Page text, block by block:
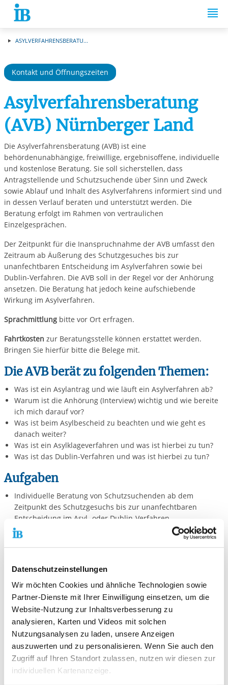
Datenschutzeinstellungen
Wir möchten Cookies und ähnliche Technologien sowie
Partner-Dienste mit Ihrer Einwilligung einsetzen, um die
Website-Nutzung zur Inhaltsverbesserung zu
analysieren, Karten und Videos mit solchen
Nutzungsanalysen zu laden, unsere Anzeigen
auszuwerten und zu personalisieren. Wenn Sie auch den
Zugriff auf Ihren Standort zulassen, nutzen wir diesen zur
individuellen Kartenanzeige.
Springe zum Inhalt
ASYLVERFAHRENSBERATU...
Kontakt und Öffnungszeiten
Asylverfahrensberatung
(AVB) Nürnberger Land
Die Asylverfahrensberatung (AVB) ist eine
behördenunabhängige, freiwillige, ergebnisoffene, individuelle
und kostenlose Beratung. Sie soll sicherstellen, dass
Antragstellende und Schutzsuchende über Sinn und Zweck
sowie Ablauf und Inhalt des Asylverfahrens informiert sind und
in dessen Verlauf beraten und unterstützt werden. Die
Beratung erfolgt im Rahmen von vertraulichen
Einzelgesprächen.
Der Zeitpunkt für die Inanspruchnahme der AVB umfasst den
Zeitraum ab Äußerung des Schutzgesuches bis zur
unanfechtbaren Entscheidung im Asylverfahren sowie bei
Dublin-Verfahren. Die AVB soll in der Regel vor der Anhörung
ansetzen. Die Beratung hat jedoch keine aufschiebende
Wirkung im Asylverfahren.
Sprachmittlung bitte vor Ort erfragen.
Fahrtkosten zur Beratungsstelle können erstattet werden.
Bringen Sie hierfür bitte die Belege mit.
Die AVB berät zu folgenden Themen:
Was ist ein Asylantrag und wie läuft ein Asylverfahren ab?
Warum ist die Anhörung (Interview) wichtig und wie bereite
ich mich darauf vor?
Was ist beim Asylbescheid zu beachten und wie geht es
danach weiter?
Was ist ein Asylklageverfahren und was ist hierbei zu tun?
Was ist das Dublin-Verfahren und was ist hierbei zu tun?
Aufgaben
Individuelle Beratung von Schutzsuchenden ab dem
Zeitpunkt des Schutzgesuchs bis zur unanfechtbaren
Entscheidung im Asyl- oder Dublin-Verfahren
Beratung zum Ablauf und Inhalt des Asylverfahrens und zu
dessen Verlauf, Aufklärung über Rechte und Pflichten der
sowie bei Zweit- und Folgeanträgen
Wahrung der besonderen Verfahrensgarantien für
vulnerable Schutzsuchende
Enge Zusammenarbeit mit Juristen*Juristinnen im Rahmen
von Rechtsberatung sowie mit Dolmetscherdiensten
Verweisberatung (z.B. zur Migrationsberatung)
Zielgruppe
Die AVB richtet sich an alle Asylsuchende jeden Alters,